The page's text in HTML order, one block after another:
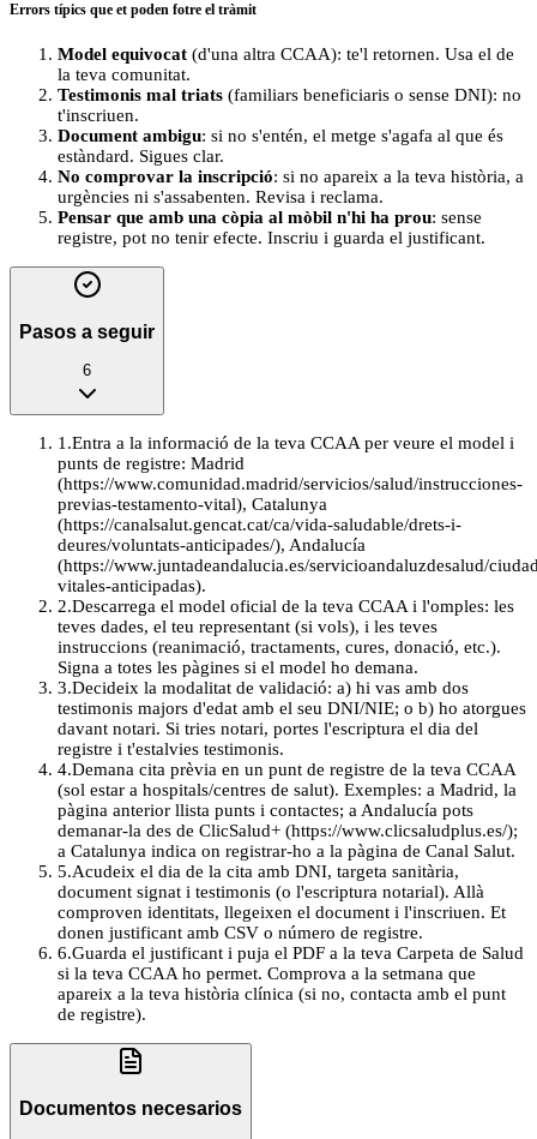
Errors típics que et poden fotre el tràmit
Model equivocat (d'una altra CCAA): te'l retornen. Usa el de
la teva comunitat.
Testimonis mal triats (familiars beneficiaris o sense DNI): no
t'inscriuen.
Document ambigu: si no s'entén, el metge s'agafa al que és
estàndard. Sigues clar.
No comprovar la inscripció: si no apareix a la teva història, a
urgències ni s'assabenten. Revisa i reclama.
Pensar que amb una còpia al mòbil n'hi ha prou: sense
registre, pot no tenir efecte. Inscriu i guarda el justificant.
Pasos a seguir
6
1 .Entra a la informació de la teva CCAA per veure el model i
punts de registre: Madrid
(https://www.comunidad.madrid/servicios/salud/instrucciones-
previas-testamento-vital), Catalunya
(https://canalsalut.gencat.cat/ca/vida-saludable/drets-i-
deures/voluntats-anticipades/), Andalucía
(https://www.juntadeandalucia.es/servicioandaluzdesalud/
vitales-anticipadas).
2.Descarrega el model oficial de la teva CCAA i l'omples: les
teves dades, el teu representant (si vols), i les teves
instruccions (reanimació, tractaments, cures, donació, etc.).
Signa a totes les pàgines si el model ho demana.
3.Decideix la modalitat de validació: a) hi vas amb dos
testimonis majors d'edat amb el seu DNI/NIE; o b) ho atorgues
davant notari. Si tries notari, portes l'escriptura el dia del
registre i t'estalvies testimonis.
4.Demana cita prèvia en un punt de registre de la teva CCAA
(sol estar a hospitals/centres de salut). Exemples: a Madrid, la
pàgina anterior llista punts i contactes; a Andalucía pots
demanar-la des de ClicSalud+ (https://www.clicsaludplus.es/);
a Catalunya indica on registrar-ho a la pàgina de Canal Salut.
5.Acudeix el dia de la cita amb DNI, targeta sanitària,
document signat i testimonis (o l'escriptura notarial). Allà
comproven identitats, llegeixen el document i l'inscriuen. Et
donen justificant amb CSV o número de registre.
6.Guarda el justificant i puja el PDF a la teva Carpeta de Salud
si la teva CCAA ho permet. Comprova a la setmana que
apareix a la teva història clínica (si no, contacta amb el punt
de registre).
Documentos necesarios